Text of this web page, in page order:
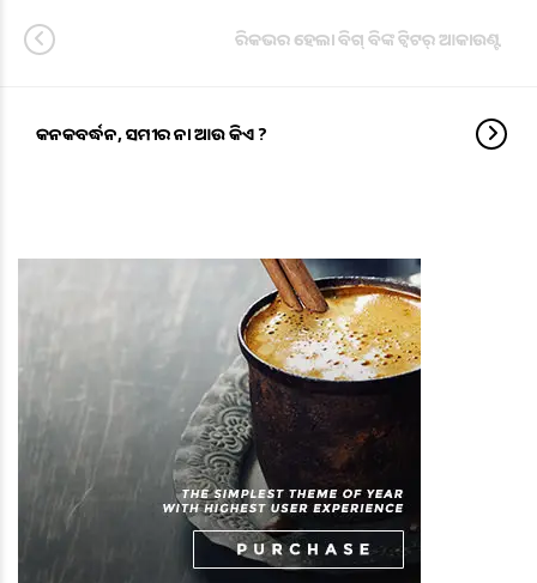
ରିକଭର ହେଲା ବିଗ୍‌ ବିଙ୍କ ଟ୍ୱିଟର୍ ଆକାଉଣ୍ଟ
କନକବର୍ଦ୍ଧନ, ସମୀର ନା ଆଉ କିଏ ?